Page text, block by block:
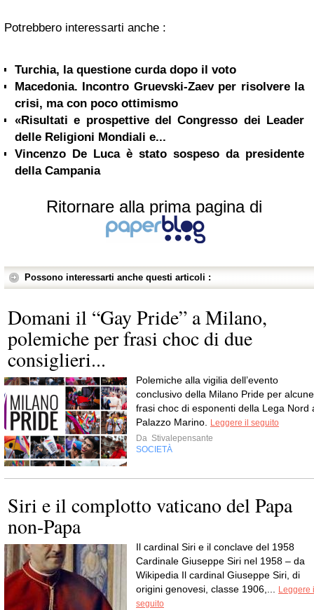
Potrebbero interessarti anche :
Turchia, la questione curda dopo il voto
Macedonia. Incontro Gruevski-Zaev per risolvere la
crisi, ma con poco ottimismo
«Risultati e prospettive del Congresso dei Leader
delle Religioni Mondiali e...
Vincenzo De Luca è stato sospeso da presidente
della Campania
Ritornare alla prima pagina di
Possono interessarti anche questi articoli :
Domani il “Gay Pride” a Milano,
polemiche per frasi choc di due
consiglieri...
Polemiche alla vigilia dell’evento
conclusivo della Milano Pride per alcune
frasi choc di esponenti della Lega Nord
Palazzo Marino. Leggere il seguito
Da Stivalepensante
SOCIETÀ
Siri e il complotto vaticano del Papa
non-Papa
Il cardinal Siri e il conclave del 1958
Cardinale Giuseppe Siri nel 1958 – da
Wikipedia Il cardinal Giuseppe Siri, di
origini genovesi, classe 1906,... Leggere
seguito